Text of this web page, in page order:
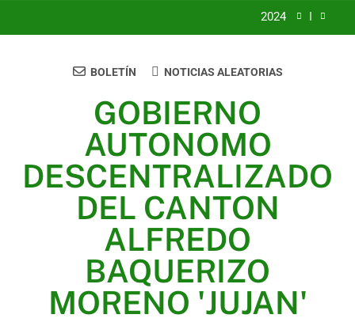
2024
JUJAN
2024
2023
UNIDOS TRABAJANDO POR NUESTRO QUERIDO
JUJAN
GOBIERNO
AUTONOMO
DESCENTRALIZADO
DEL CANTON
ALFREDO
BAQUERIZO
MORENO 'JUJAN'
BOLETÍN NOTICIAS ALEATORIAS